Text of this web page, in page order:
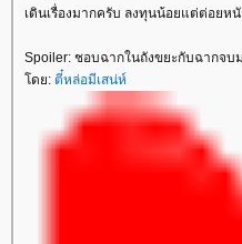
เดินเรื่องมากครับ ลงทุนน้อยแต่ต่อยห
Spoiler: ชอบฉากในถังขยะกับฉากจบ
ดย: ตี๋หล่อมีเสน่ห์